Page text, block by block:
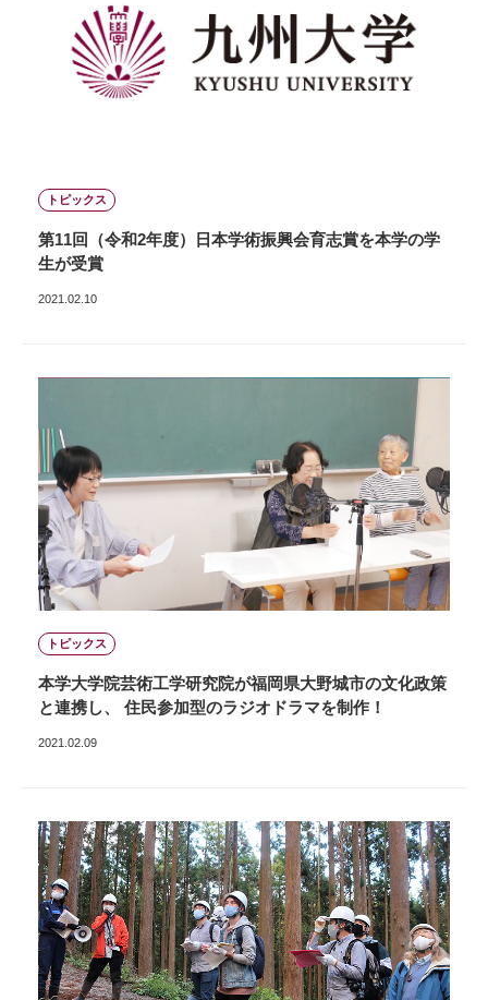
トピックス
第11回（令和2年度）日本学術振興会育志賞を本学の学
生が受賞
2021.02.10
トピックス
本学大学院芸術工学研究院が福岡県大野城市の文化政策
と連携し、 住民参加型のラジオドラマを制作！
2021.02.09